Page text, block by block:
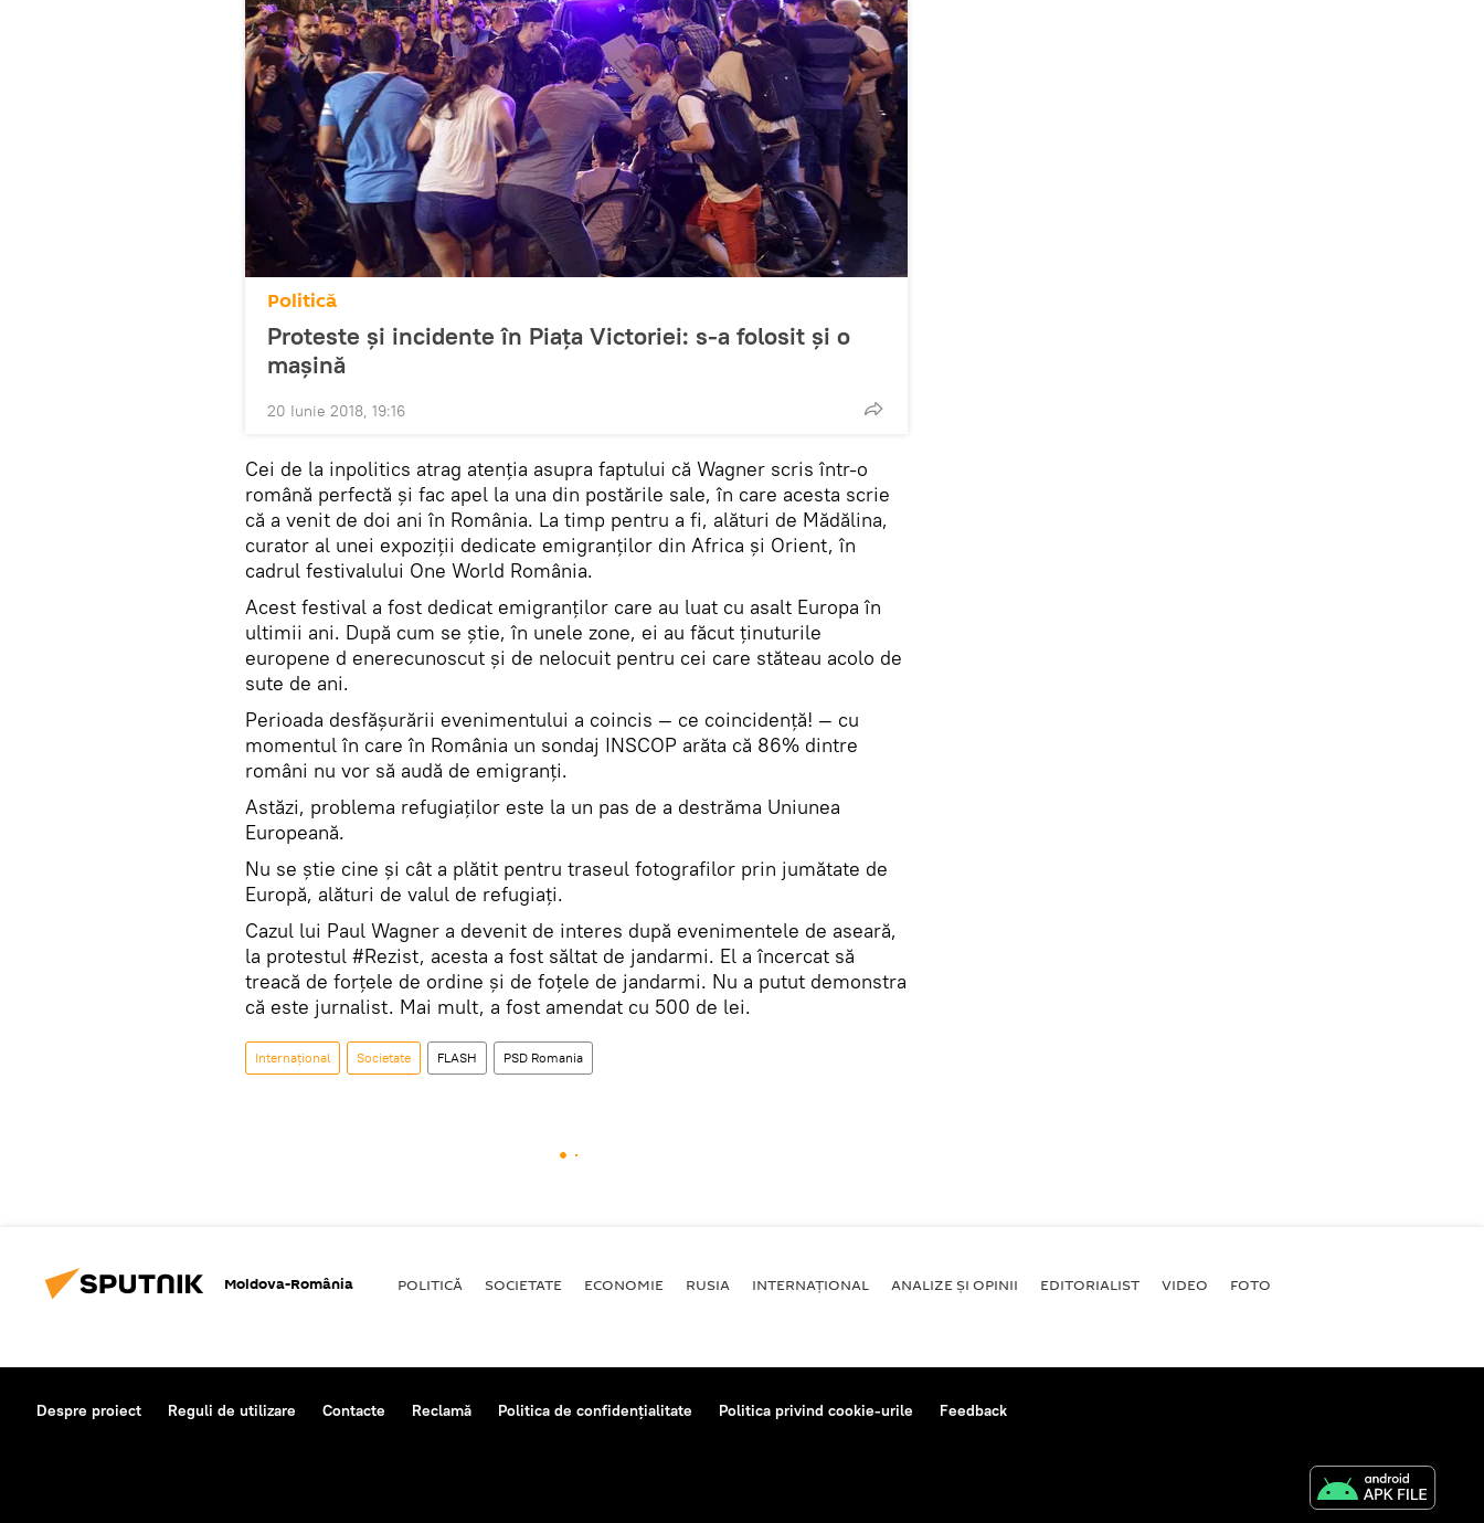
Politică
Proteste și incidente în Piața Victoriei: s-a folosit și o
mașină
20 Iunie 2018, 19:16
Cei de la inpolitics atrag atenţia asupra faptului că Wagner scris într-o
română perfectă şi fac apel la una din postările sale, în care acesta scrie
că a venit de doi ani în România. La timp pentru a fi, alături de Mădălina,
curator al unei expoziţii dedicate emigranţilor din Africa şi Orient, în
cadrul festivalului One World România.
Acest festival a fost dedicat emigranţilor care au luat cu asalt Europa în
ultimii ani. După cum se ştie, în unele zone, ei au făcut ţinuturile
europene d enerecunoscut şi de nelocuit pentru cei care stăteau acolo de
sute de ani.
Perioada desfăşurării evenimentului a coincis — ce coincidenţă! — cu
momentul în care în România un sondaj INSCOP arăta că 86% dintre
români nu vor să audă de emigranţi.
Astăzi, problema refugiaţilor este la un pas de a destrăma Uniunea
Europeană.
Nu se ştie cine şi cât a plătit pentru traseul fotografilor prin jumătate de
Europă, alături de valul de refugiaţi.
Cazul lui Paul Wagner a devenit de interes după evenimentele de aseară,
la protestul #Rezist, acesta a fost săltat de jandarmi. El a încercat să
treacă de forţele de ordine şi de foţele de jandarmi. Nu a putut demonstra
că este jurnalist. Mai mult, a fost amendat cu 500 de lei.
Internaţional Societate FLASH PSD Romania
Moldova-România POLITICĂ SOCIETATE ECONOMIE RUSIA INTERNAŢIONAL ANALIZE ȘI OPINII EDITORIALIST VIDEO FOTO
Despre proiect Reguli de utilizare Contacte Reclamă Politica de confidențialitate Politica privind cookie-urile Feedback